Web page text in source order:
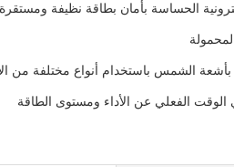
الحساسة بأمان بطاقة نظيفة ومستقرة
الشمس باستخدام أنواع مختلفة من
الفعلي عن الأداء ومستوى الطاقة